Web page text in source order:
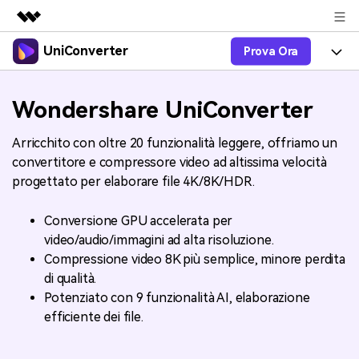
Prodotti in evidenza
Utilità
Soluzione
Supporto
UniConverter Prova Ora
UniConverter per Windows
AniSmall-Video Compressor
AniSmall per Desktop
AniSmall per iOS
Video/Audio
Altri Strumenti
Guida
DVD Utenti
Comprimere
Convertire MP4
Supporto
Centro di Supporto
Tutte le informazioni di cui hai bisogno per aiutarti a
utilizzare UniConverter.
Aggiorna alla 17
Wondershare UniConverter
Arricchito con oltre 20 funzionalità leggere, offriamo un
convertitore e compressore video ad altissima velocità
progettato per elaborare file 4K/8K/HDR.
Conversione GPU accelerata per
video/audio/immagini ad alta risoluzione.
Compressione video 8K più semplice, minore perdita
di qualità.
Potenziato con 9 funzionalità AI, elaborazione
efficiente dei file.